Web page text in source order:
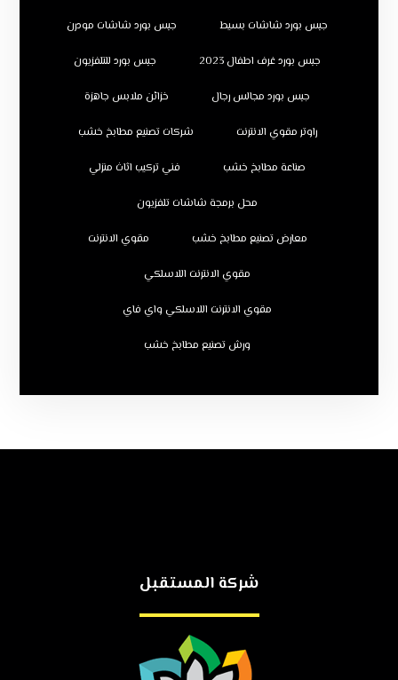
جبس بورد شاشات بسيط جبس بورد شاشات مودرن
جبس بورد غرف اطفال 2023 جبس بورد للتلفزيون
جبس بورد مجالس رجال خزائن ملابس جاهزة
راوتر مقوي الانترنت شركات تصنيع مطابخ خشب
صناعة مطابخ خشب فني تركيب اثاث منزلي
محل برمجة شاشات تلفزيون
معارض تصنيع مطابخ خشب مقوي الانترنت
مقوي الانترنت اللاسلكي
مقوي الانترنت اللاسلكي واي فاي
ورش تصنيع مطابخ خشب
شركة المستقبل